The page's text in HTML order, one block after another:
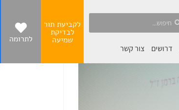
דרושים צור קשר
לקביעת תור
לבדיקת
שמיעה לתרומה